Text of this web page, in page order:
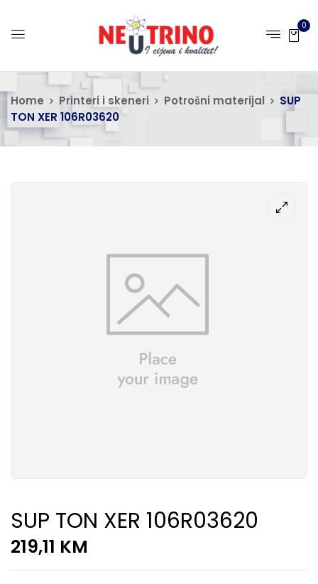
0
Home Printeri i skeneri Potrošni materijal
SUP
TON XER 106R03620
SUP TON XER 106R03620
219,11 KM